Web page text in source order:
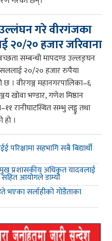
गरे वीरगंजका
२०/२० हजार जरिवाना
सम्बन्धी मापदण्ड उल्लङ्घन
२०/२० हजार रुपैया
छ । वीरगञ्ज महानगरपालिका–६
खोवा भण्डार, गणेश मिष्ठान
रानीघाटस्थित सम्भु लड्डु तथा
हो ।
सहभागि सबै बिद्यार्थी
प्रशासकीय अधिकृत यादवलाई
सहित आयोगले डाम्यो
भएका सर्लाहीको गोडैताका